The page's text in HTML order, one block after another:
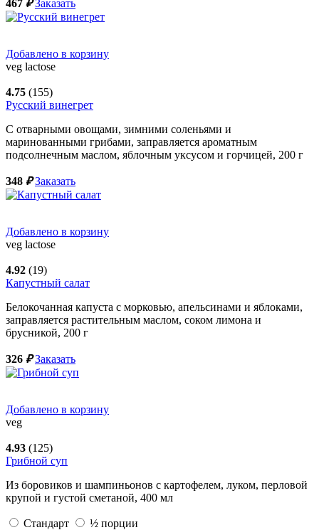
467 ₽ Заказать
Добавлено в корзину
veg lactose
4.75 (155)
Русский винегрет
С отварными овощами, зимними соленьями и
маринованными грибами, заправляется ароматным
подсолнечным маслом, яблочным уксусом и горчицей, 200 г
348 ₽ Заказать
Добавлено в корзину
veg lactose
4.92 (19)
Капустный салат
Белокочанная капуста с морковью, апельсинами и яблоками,
заправляется растительным маслом, соком лимона и
брусникой, 200 г
326 ₽ Заказать
Добавлено в корзину
veg
4.93 (125)
Грибной суп
Из боровиков и шампиньонов с картофелем, луком, перловой
крупой и густой сметаной, 400 мл
Стандарт
½ порции